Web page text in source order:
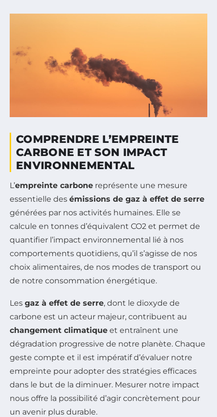
COMPRENDRE L’EMPREINTE
CARBONE ET SON IMPACT
ENVIRONNEMENTAL
L’empreinte carbone représente une mesure
essentielle des émissions de gaz à effet de serre
générées par nos activités humaines. Elle se
calcule en tonnes d’équivalent CO2 et permet de
quantifier l’impact environnemental lié à nos
comportements quotidiens, qu’il s’agisse de nos
choix alimentaires, de nos modes de transport ou
de notre consommation énergétique.
Les gaz à effet de serre, dont le dioxyde de
carbone est un acteur majeur, contribuent au
changement climatique et entraînent une
dégradation progressive de notre planète. Chaque
geste compte et il est impératif d’évaluer notre
empreinte pour adopter des stratégies efficaces
dans le but de la diminuer. Mesurer notre impact
nous offre la possibilité d’agir concrètement pour
un avenir plus durable.